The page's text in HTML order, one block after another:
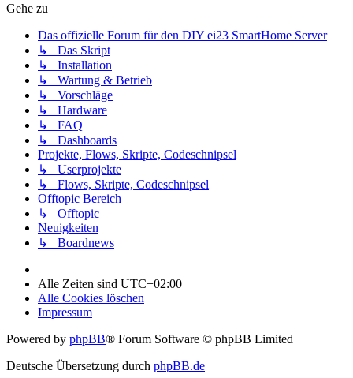
Gehe zu
Das offizielle Forum für den DIY ei23 SmartHome Server
↳ Das Skript
↳ Installation
↳ Wartung & Betrieb
↳ Vorschläge
↳ Hardware
↳ FAQ
↳ Dashboards
Projekte, Flows, Skripte, Codeschnipsel
↳ Userprojekte
↳ Flows, Skripte, Codeschnipsel
Offtopic Bereich
↳ Offtopic
Neuigkeiten
↳ Boardnews
Alle Zeiten sind UTC+02:00
Alle Cookies löschen
Impressum
Powered by phpBB® Forum Software © phpBB Limited
Deutsche Übersetzung durch phpBB.de